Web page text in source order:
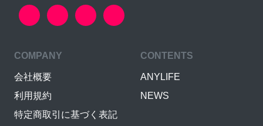
COMPANY
会社概要
利用規約
特定商取引に基づく表記
CONTENTS
ANYLIFE
NEWS